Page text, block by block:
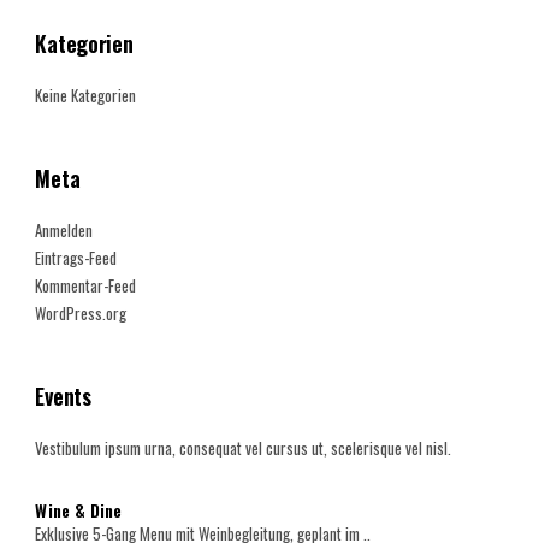
Kategorien
Keine Kategorien
Meta
Anmelden
Eintrags-Feed
Kommentar-Feed
WordPress.org
Events
Vestibulum ipsum urna, consequat vel cursus ut, scelerisque vel nisl.
Wine & Dine
Exklusive 5-Gang Menu mit Weinbegleitung, geplant im ..